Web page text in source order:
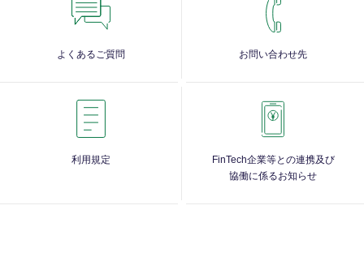
よくあるご質問 お問い合わせ先
利用規定
FinTech企業等との連携及び
協働に係るお知らせ